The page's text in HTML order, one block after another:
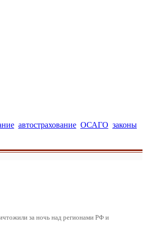
автострахование ОСАГО законы
за ночь над регионами РФ и